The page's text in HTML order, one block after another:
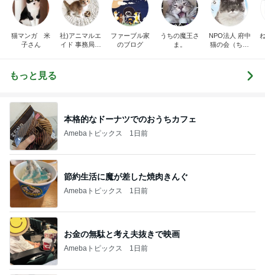
猫マンガ 米
子さん
社)アニマルエ
イド 事務局＆
ファーブル家
のブログ
うちの魔王さ
ま。
NPO法人 府中
猫の会（ちゅ
もっと見る
本格的なドーナツでのおうちカフェ
Amebaトピックス 1日前
節約生活に魔が差した焼肉きんぐ
Amebaトピックス 1日前
お金の無駄と考え夫抜きで映画
Amebaトピックス 1日前